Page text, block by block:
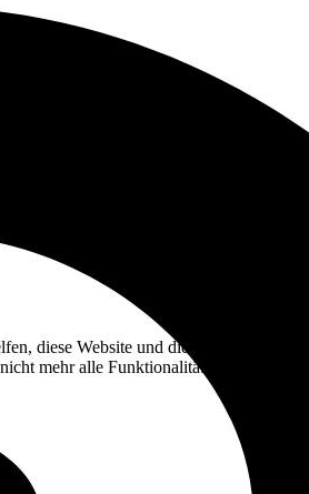
diese Website und die
mehr alle Funktionalitäten der Seite